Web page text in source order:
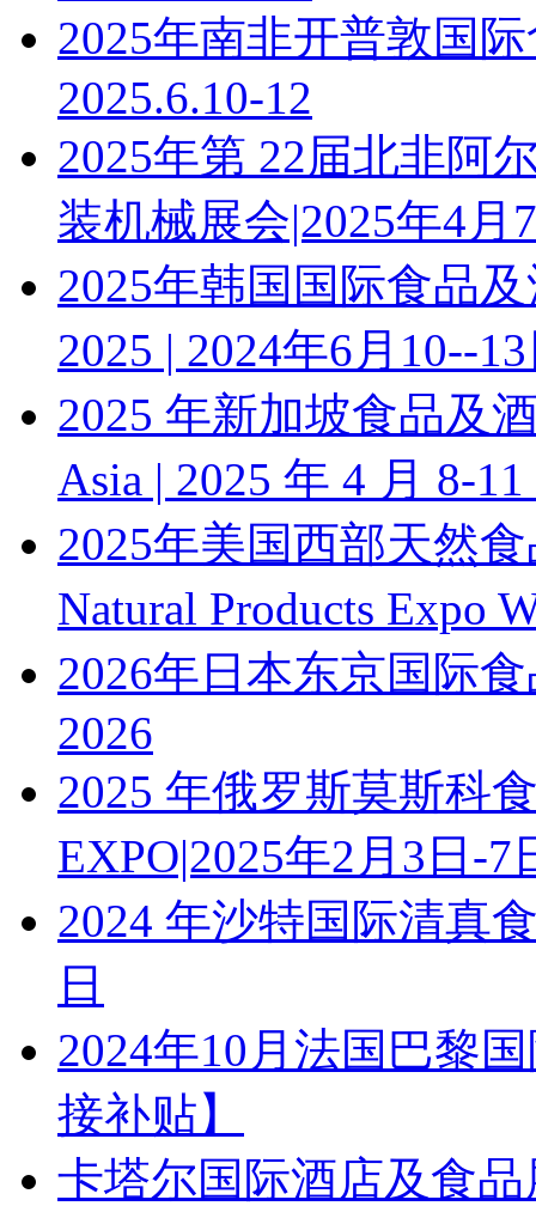
2025年南非开普敦国
2025.6.10-12
2025年第 22届北非阿
装机械展会|2025年4月
2025年韩国国际食品
2025 | 2024年6月10--
2025 年新加坡食品及
Asia | 2025 年 4 月 8-
2025年美国西部天然
Natural Products Expo
2026年日本东京国际
2026
2025 年俄罗斯莫斯科
EXPO|2025年2月3日-7
2024 年沙特国际清真
日
2024年10月法国巴黎
接补贴】
卡塔尔国际酒店及食品